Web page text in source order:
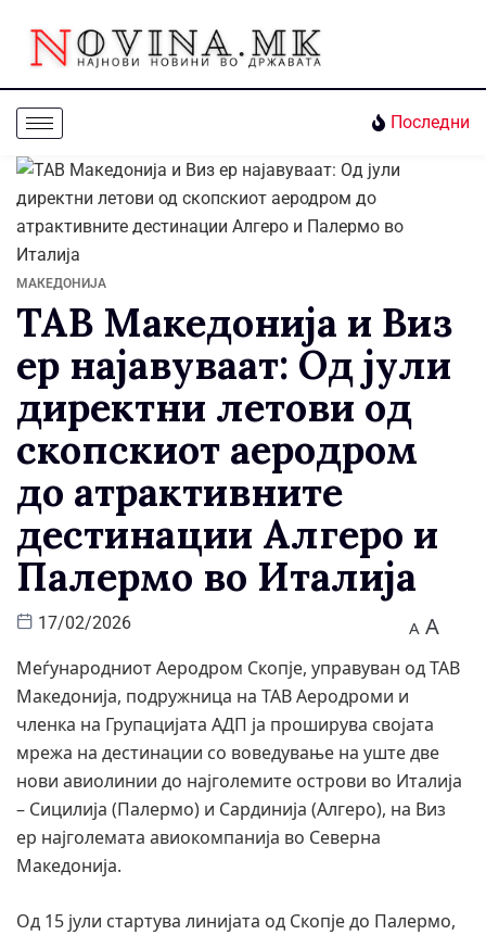
Последни
МАКЕДОНИЈА
ТАВ Македонија и Виз
ер најавуваат: Од јули
директни летови од
скопскиот аеродром
до атрактивните
дестинации Алгеро и
Палермо во Италија
17/02/2026 A A
Меѓународниот Аеродром Скопје, управуван од ТАВ
Македонија, подружница на ТАВ Аеродроми и
членка на Групацијата АДП ја проширува својата
мрежа на дестинации со воведување на уште две
нови авиолинии до најголемите острови во Италија
– Сицилија (Палермо) и Сардинија (Алгеро), на Виз
ер најголемата авиокомпанија во Северна
Македонија.
Од 15 јули стартува линијата од Скопје до Палермо,